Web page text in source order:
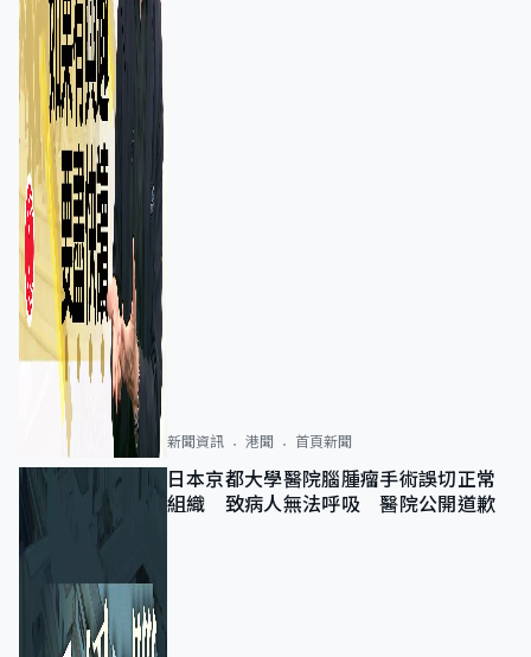
新聞資訊 港聞 首頁新聞
日本京都大學醫院腦腫瘤手術誤切正常
組織 致病人無法呼吸 醫院公開道歉